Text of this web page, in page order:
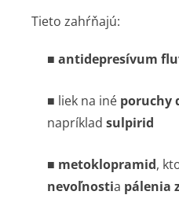
Tieto zahŕňajú:
■ antidepresívum
■ liek na iné poruchy
napríklad sulpirid
■ metoklopramid,
nevoľnostia pálenia